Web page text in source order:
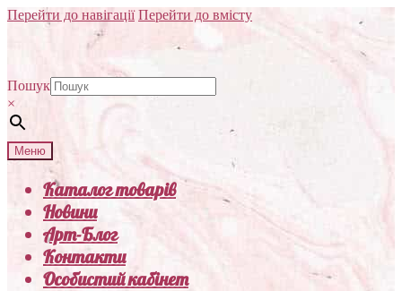
Перейти до навігації Перейти до вмісту
Пошук
×
Меню
Каталог товарів
Новини
Арт-Блог
Контакти
Особистий кабінет